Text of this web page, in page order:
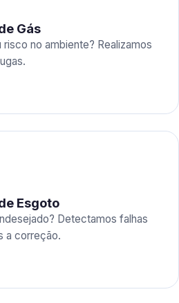
Gás
no ambiente? Realizamos
Esgoto
Detectamos falhas
a correção.